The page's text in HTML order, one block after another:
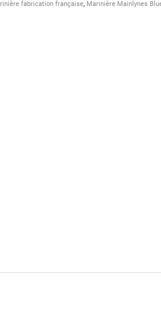
fabrication française, Marinière Mainlynes